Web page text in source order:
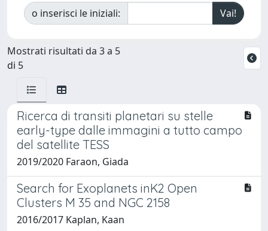
o inserisci le iniziali:
Mostrati risultati da 3 a 5
di 5
Ricerca di transiti planetari su stelle
early-type dalle immagini a tutto campo
del satellite TESS
2019/2020 Faraon, Giada
Search for Exoplanets inK2 Open
Clusters M 35 and NGC 2158
2016/2017 Kaplan, Kaan